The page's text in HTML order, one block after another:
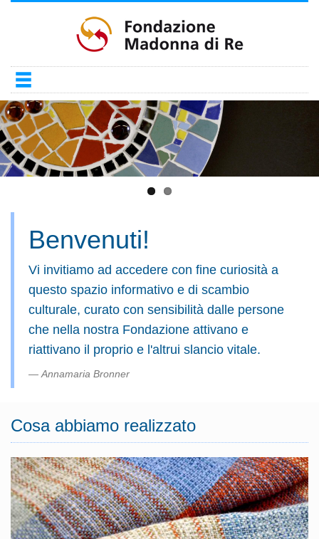
Benvenuti!
Vi invitiamo ad accedere con fine curiosità a
questo spazio informativo e di scambio
culturale, curato con sensibilità dalle persone
che nella nostra Fondazione attivano e
riattivano il proprio e l'altrui slancio vitale.
Annamaria Bronner
Cosa abbiamo realizzato